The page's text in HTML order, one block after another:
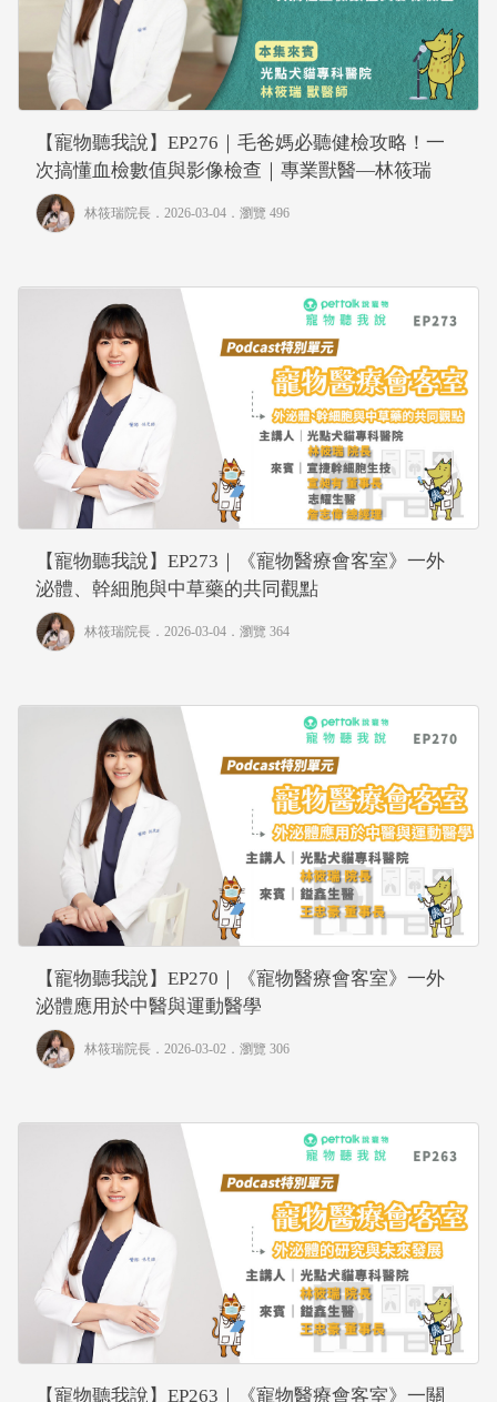
【寵物聽我說】EP276｜毛爸媽必聽健檢攻略！一
次搞懂血檢數值與影像檢查｜專業獸醫—林筱瑞
林筱瑞院長 ．2026-03-04． 瀏覽 496
【寵物聽我說】EP273｜《寵物醫療會客室》一外
泌體、幹細胞與中草藥的共同觀點
林筱瑞院長 ．2026-03-04． 瀏覽 364
【寵物聽我說】EP270｜《寵物醫療會客室》一外
泌體應用於中醫與運動醫學
林筱瑞院長 ．2026-03-02． 瀏覽 306
【寵物聽我說】EP263｜《寵物醫療會客室》一關